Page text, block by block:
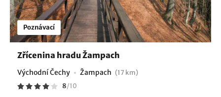
Poznávací
Zřícenina hradu Žampach
Východní Čechy Žampach (17 km)
8/10